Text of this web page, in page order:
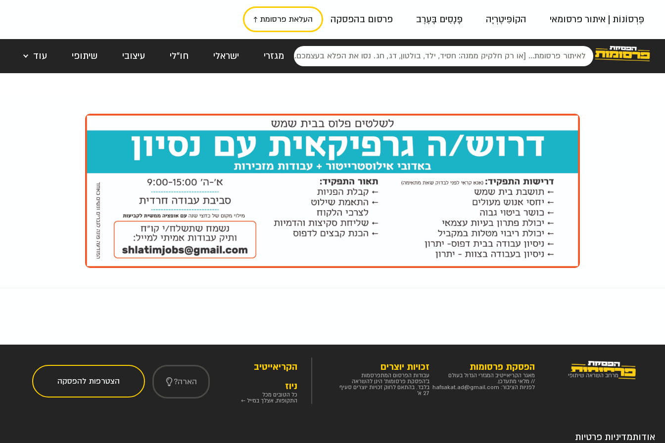
פֶּרְסוֹנוֹת | איתור פרסומאי הקוֹפִּיטֶרְיָה פָּנָסִים בָּעֶרֶב פרסום בהפסקה העלאת פרסומת ↑
מגזרי ישראלי חו"לי עיצובי שיתופי
עוד
פאשן
ניינטיז נוסטלגי כרזות טיפוגרפי
מרחב השראה שיתופי
הפסקת פרסומות
מאגר הקריאייטיב המגזרי הגדול בעולם
// מלאי מתעדכן.
לפניות הציבור: hafsakat.ad@gmail.com
זכויות יוצרים
עבודות הפרסום המתפרסמות
ב'הפסקת פרסומות' הינן להשראה
בלבד. בהתאם לחוק זכויות יוצרים סעיף
27 א'
הקריאייטיב
ניוז
כל הטובים מכל
התקופות, אצלך במייל ←
הארה? הצטרפות להפסקה
אודותמדיניות פרטיות